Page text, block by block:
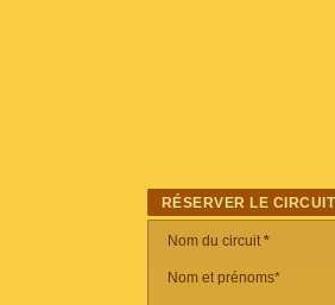
RÉSERVER LE CIRCUIT
Nom du circuit*
Nom et prénoms*